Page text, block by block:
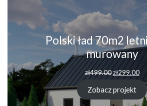
Polski ład 70m2
murowany
zł499.00 zł299.00
Zobacz projekt